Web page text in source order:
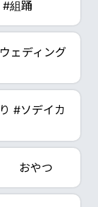
組踊
ェディング
#ソデイカ
おやつ